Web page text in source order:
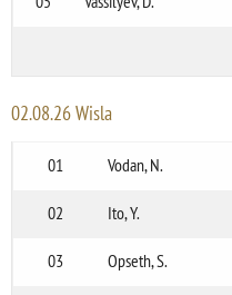
02.08.26 Wisla
01
Vodan, N.
02 Ito, Y.
03 Opseth, S.